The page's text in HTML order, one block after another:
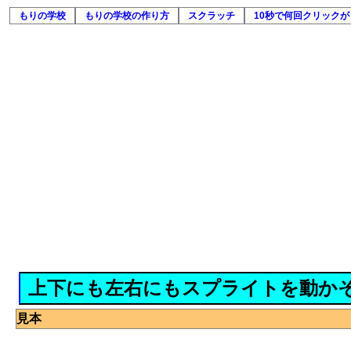
もりの学校 もりの学校の作り方 スクラッチ 10秒で何回クリックが
上下にも左右にもスプライトを動か
見本